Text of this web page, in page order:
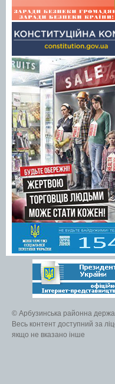
© Арбузинська районна
Весь контент доступний за
якщо не вказано інше